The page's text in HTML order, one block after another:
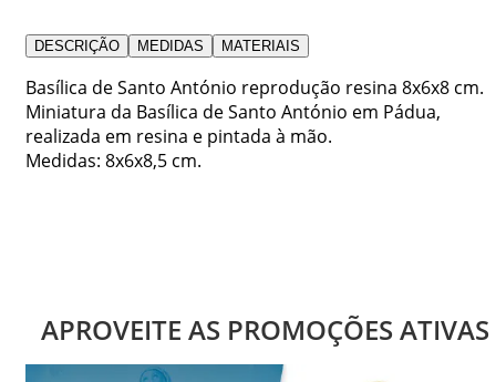
DESCRIÇÃO MEDIDAS MATERIAIS
Basílica de Santo António reprodução resina 8x6x8 cm.
Miniatura da Basílica de Santo António em Pádua,
realizada em resina e pintada à mão.
Medidas: 8x6x8,5 cm.
APROVEITE AS PROMOÇÕES ATIVAS